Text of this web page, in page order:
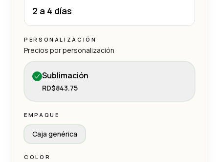
2 a 4 días
PERSONALIZACIÓN
Precios por personalización
Sublimación
RD$843.75
EMPAQUE
Caja genérica
COLOR